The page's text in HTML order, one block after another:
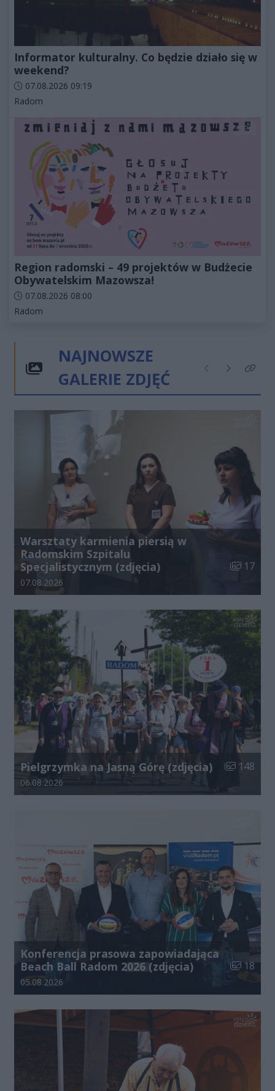
Informator kulturalny. Co będzie działo się w
weekend?
Data dodania artykułu:
07.08.2026 09:19
Kategorie artykułu:
Radom
Region radomski – 49 projektów w Budżecie
Obywatelskim Mazowsza!
Data dodania artykułu:
07.08.2026 08:00
Kategorie artykułu:
Radom
NAJNOWSZE
GALERIE ZDJĘĆ
Poprzednie
NastępneKliknij
Warsztaty karmienia piersią w
Radomskim Szpitalu
Specjalistycznym (zdjęcia)
Liczba
17
Data dodania galerii:
07.08.2026
Pielgrzymka na Jasną Górę (zdjęcia) Liczba
148
Data dodania galerii:
06.08.2026
Konferencja prasowa zapowiadająca
Beach Ball Radom 2026 (zdjęcia)
Liczba
18
Data dodania galerii:
05.08.2026